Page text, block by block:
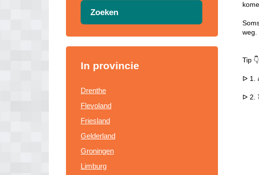
Zoeken
In provincie
Drenthe
Flevoland
Friesland
Gelderland
Groningen
Limburg
weg.
Tip 👇
ᐅ 1.
ᐅ 2.